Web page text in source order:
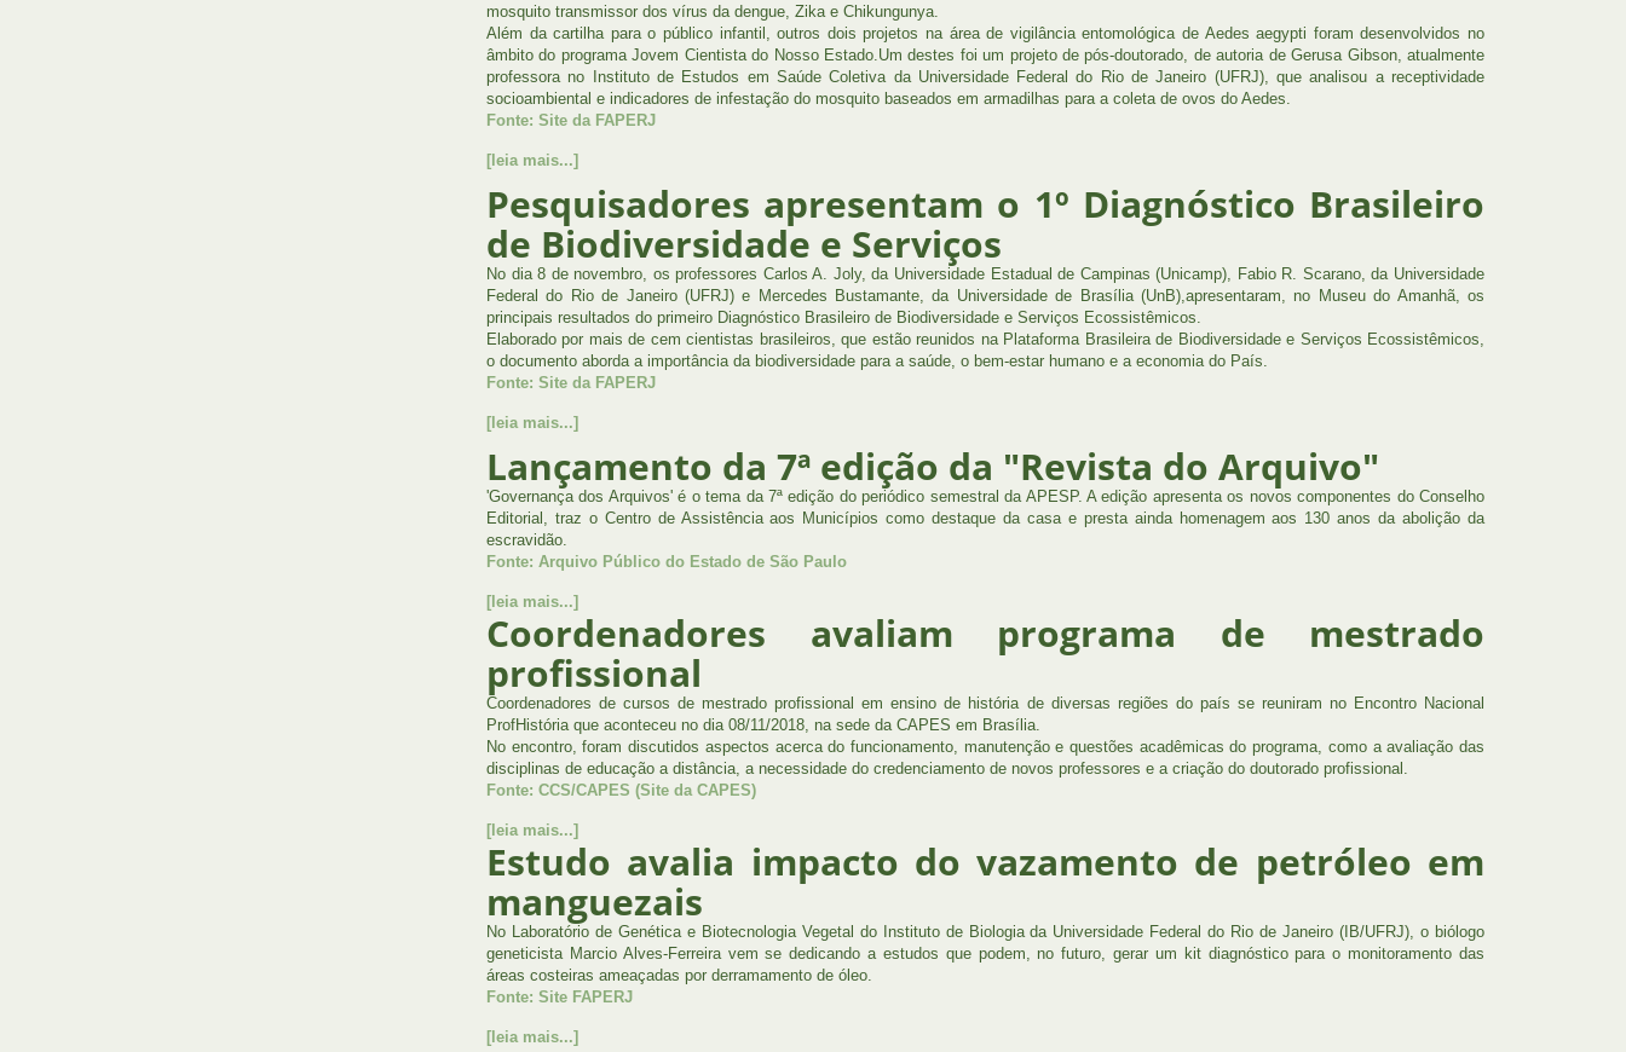
mosquito transmissor dos vírus da dengue, Zika e Chikungunya.
Além da cartilha para o público infantil, outros dois projetos na área de vigilância entomológica de Aedes aegypti foram desenvolvidos no
âmbito do programa Jovem Cientista do Nosso Estado.Um destes foi um projeto de pós-doutorado, de autoria de Gerusa Gibson, atualmente
professora no Instituto de Estudos em Saúde Coletiva da Universidade Federal do Rio de Janeiro (UFRJ), que analisou a receptividade
socioambiental e indicadores de infestação do mosquito baseados em armadilhas para a coleta de ovos do Aedes.
Fonte: Site da FAPERJ
[leia mais...]
Pesquisadores apresentam o 1º Diagnóstico Brasileiro
de Biodiversidade e Serviços
No dia 8 de novembro, os professores Carlos A. Joly, da Universidade Estadual de Campinas (Unicamp), Fabio R. Scarano, da Universidade
Federal do Rio de Janeiro (UFRJ) e Mercedes Bustamante, da Universidade de Brasília (UnB),apresentaram, no Museu do Amanhã, os
principais resultados do primeiro Diagnóstico Brasileiro de Biodiversidade e Serviços Ecossistêmicos.
Elaborado por mais de cem cientistas brasileiros, que estão reunidos na Plataforma Brasileira de Biodiversidade e Serviços Ecossistêmicos,
o documento aborda a importância da biodiversidade para a saúde, o bem-estar humano e a economia do País.
Fonte: Site da FAPERJ
[leia mais...]
Lançamento da 7ª edição da "Revista do Arquivo"
'Governança dos Arquivos' é o tema da 7ª edição do periódico semestral da APESP. A edição apresenta os novos componentes do Conselho
Editorial, traz o Centro de Assistência aos Municípios como destaque da casa e presta ainda homenagem aos 130 anos da abolição da
escravidão.
Fonte: Arquivo Público do Estado de São Paulo
[leia mais...]
Coordenadores avaliam programa de mestrado
profissional
Coordenadores de cursos de mestrado profissional em ensino de história de diversas regiões do país se reuniram no Encontro Nacional
ProfHistória que aconteceu no dia 08/11/2018, na sede da CAPES em Brasília.
No encontro, foram discutidos aspectos acerca do funcionamento, manutenção e questões acadêmicas do programa, como a avaliação das
disciplinas de educação a distância, a necessidade do credenciamento de novos professores e a criação do doutorado profissional.
Fonte: CCS/CAPES (Site da CAPES)
[leia mais...]
Estudo avalia impacto do vazamento de petróleo em
manguezais
No Laboratório de Genética e Biotecnologia Vegetal do Instituto de Biologia da Universidade Federal do Rio de Janeiro (IB/UFRJ), o biólogo
geneticista Marcio Alves-Ferreira vem se dedicando a estudos que podem, no futuro, gerar um kit diagnóstico para o monitoramento das
áreas costeiras ameaçadas por derramamento de óleo.
Fonte: Site FAPERJ
[leia mais...]